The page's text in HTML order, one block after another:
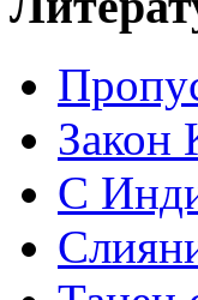
Закон
С